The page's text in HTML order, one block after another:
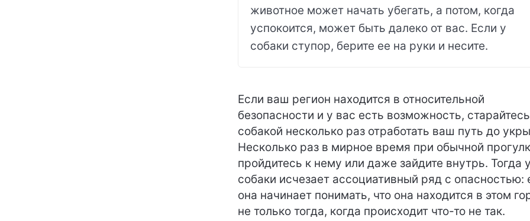
животное может начать убегать, а потом, когда
успокоится, может быть далеко от вас. Если у
собаки ступор, берите ее на руки и несите.
Если ваш регион находится в относительной
безопасности и у вас есть возможность,
собакой несколько раз отработать ваш путь до
Несколько раз в мирное время при обычной
пройдитесь к нему или даже зайдите внутрь. Тогда у
собаки исчезает ассоциативный ряд с опасностью:
она начинает понимать, что она находится в этом
не только тогда, когда происходит что-то не так.